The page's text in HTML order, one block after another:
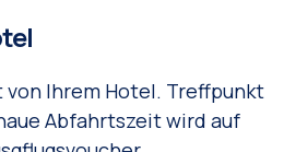
von Ihrem Hotel. Treffpunkt
Abfahrtszeit wird auf